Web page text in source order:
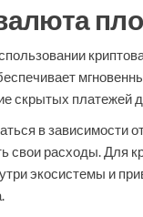
скрытых
в
свои расходы.
экосистемы и